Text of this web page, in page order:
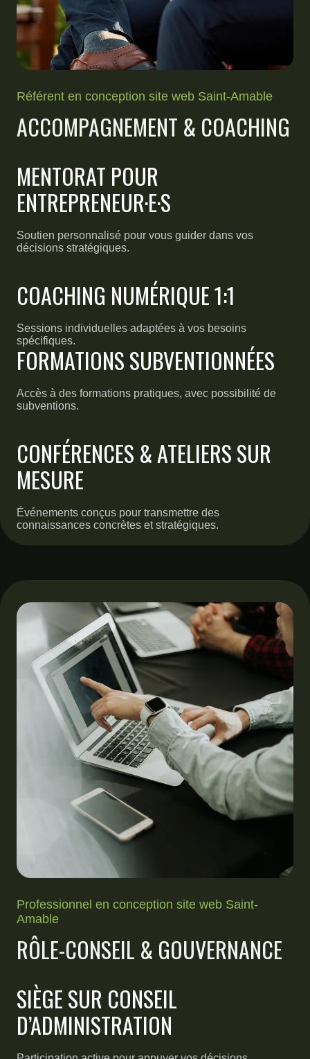
Référent en conception site web Saint-Amable
ACCOMPAGNEMENT & COACHING
MENTORAT POUR
ENTREPRENEUR·E·S
Soutien personnalisé pour vous guider dans vos
décisions stratégiques.
COACHING NUMÉRIQUE 1:1
Sessions individuelles adaptées à vos besoins
spécifiques.
FORMATIONS SUBVENTIONNÉES
Accès à des formations pratiques, avec possibilité de
subventions.
CONFÉRENCES & ATELIERS SUR
MESURE
Événements conçus pour transmettre des
connaissances concrètes et stratégiques.
Professionnel en conception site web Saint-
Amable
RÔLE-CONSEIL & GOUVERNANCE
SIÈGE SUR CONSEIL
D’ADMINISTRATION